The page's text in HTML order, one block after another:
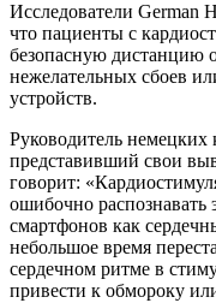
Исследователи German
что пациенты с
безопасную дистанцию
нежелательных сбоев
устройств.
Руководитель немецких
представивший свои
говорит:
ошибочно распознавать
смартфонов как
небольшое время
сердечном ритме в
привести к обмороку